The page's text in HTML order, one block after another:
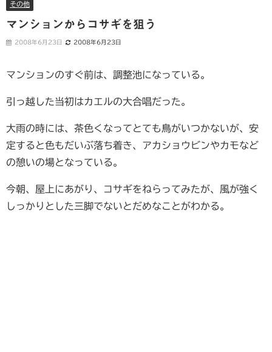
その他
マンションからコサギを狙う
2008年6月23日 2008年6月23日
マンションのすぐ前は、調整池になっている。
引っ越した当初はカエルの大合唱だった。
大雨の時には、茶色くなってとても鳥がいつかないが、安
定すると色もだいぶ落ち着き、アカショウビンやカモなど
の憩いの場となっている。
今朝、屋上にあがり、コサギをねらってみたが、風が強く
しっかりとした三脚でないとだめなことがわかる。